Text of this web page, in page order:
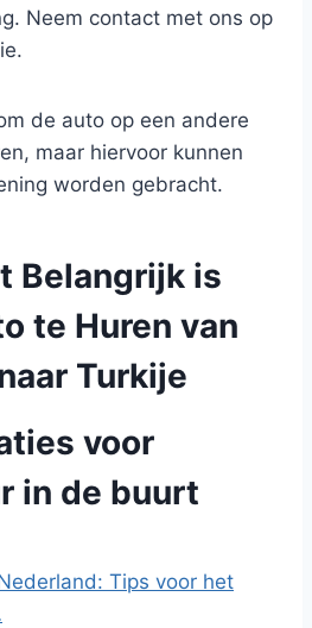
Neem contact met ons op
de auto op een andere
maar hiervoor kunnen
worden gebracht.
Belangrijk is
te Huren van
Turkije
voor
in de buurt
Tips voor het